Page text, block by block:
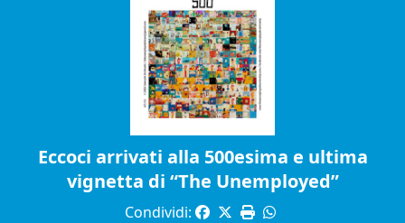
Eccoci arrivati alla 500esima e ultima
vignetta di “The Unemployed”
Condividi: